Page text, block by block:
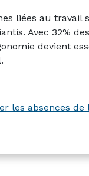
liées au
Avec 32%
devient
les absences de